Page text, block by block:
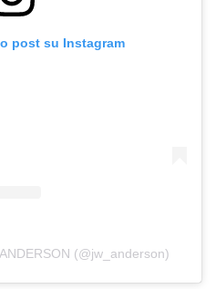
post su Instagram
(@jw_anderson)